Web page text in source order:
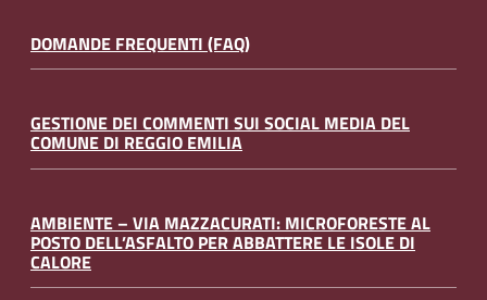
DOMANDE FREQUENTI (FAQ)
GESTIONE DEI COMMENTI SUI SOCIAL MEDIA DEL
COMUNE DI REGGIO EMILIA
AMBIENTE – VIA MAZZACURATI: MICROFORESTE AL
POSTO DELL’ASFALTO PER ABBATTERE LE ISOLE DI
CALORE